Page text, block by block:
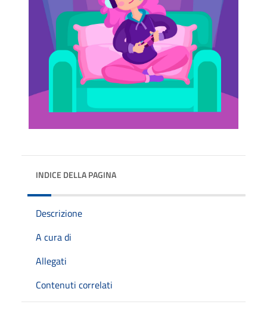
INDICE DELLA PAGINA
Descrizione
A cura di
Allegati
Contenuti correlati